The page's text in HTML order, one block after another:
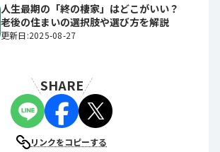
人生最期の「終の棲家」はどこがいい？
老後の住まいの選択肢や選び方を解説
更新日:2025-08-27
SHARE
リンクをコピーする